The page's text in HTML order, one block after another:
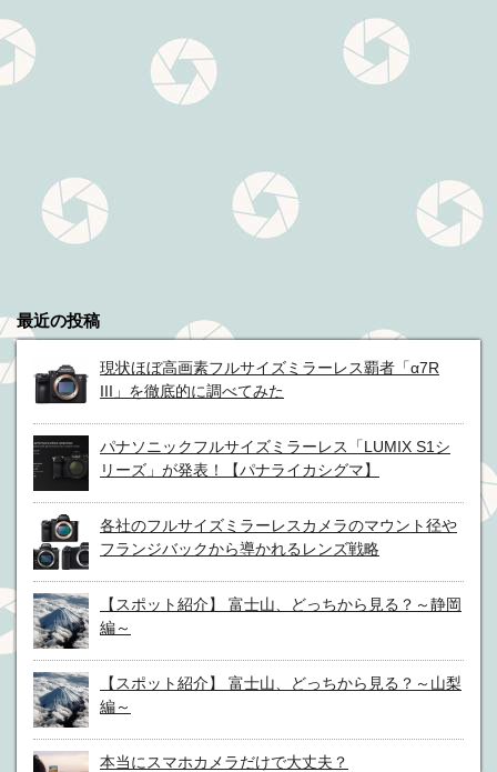
最近の投稿
現状ほぼ高画素フルサイズミラーレス覇者「α7R
III」を徹底的に調べてみた
パナソニックフルサイズミラーレス「LUMIX S1シ
リーズ」が発表！【パナライカシグマ】
各社のフルサイズミラーレスカメラのマウント径や
フランジバックから導かれるレンズ戦略
【スポット紹介】 富士山、どっちから見る？～静岡
編～
【スポット紹介】 富士山、どっちから見る？～山梨
編～
本当にスマホカメラだけで大丈夫？